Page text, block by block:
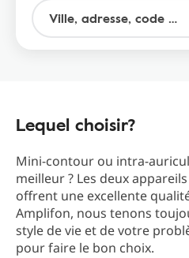
Lequel choisir?
Mini-contour ou intra-
meilleur ? Les deux
offrent une excellente
Amplifon, nous tenons
style de vie et de votre
pour faire le bon choix.